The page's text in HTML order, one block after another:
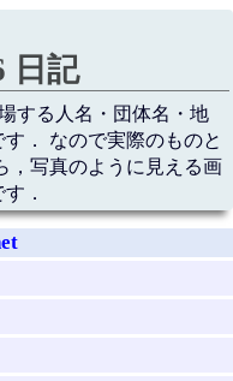
日記
する人名・団体名・地
． なので実際のものと
，写真のように見える画
．